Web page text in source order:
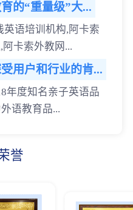
的“重量级”大...
英语培训机构,阿卡索
卡索外教网...
用户和行业的肯...
年度知名亲子英语品
语教育品...
誉